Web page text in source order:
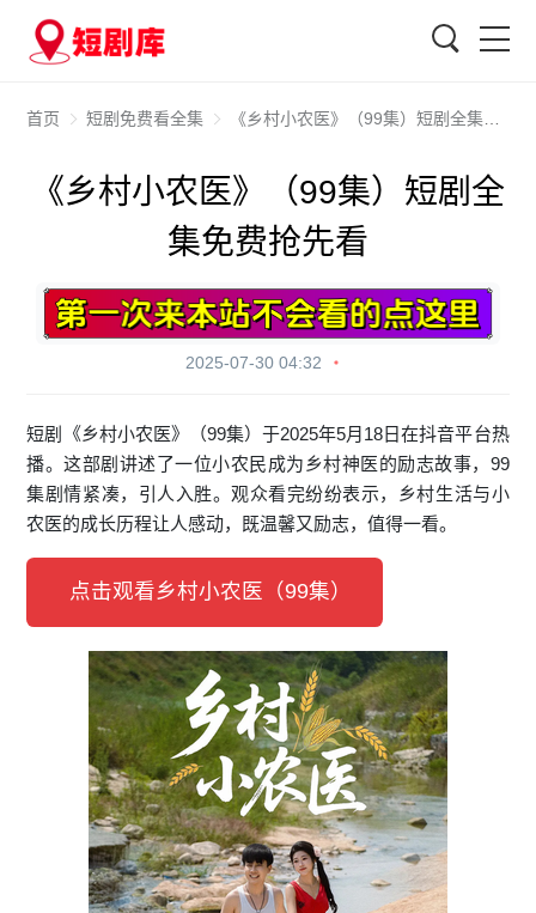
首页 短剧免费看全集 《乡村小农医》（99集）短剧全集免费抢先看
《乡村小农医》（99集）短剧全
集免费抢先看
2025-07-30 04:32
短剧《乡村小农医》（99集）于2025年5月18日在抖音平台热
播。这部剧讲述了一位小农民成为乡村神医的励志故事，99
集剧情紧凑，引人入胜。观众看完纷纷表示，乡村生活与小
农医的成长历程让人感动，既温馨又励志，值得一看。
点击观看乡村小农医（99集）